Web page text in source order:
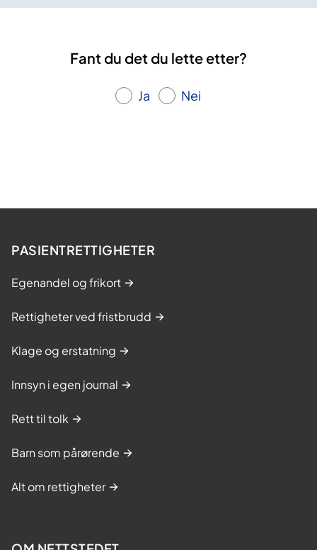
Fant du det du lette etter?
Ja Nei
PASIENTRETTIGHETER
Egenandel og frikort
Rettigheter ved fristbrudd
Klage og erstatning
Innsyn i egen journal
Rett til tolk
Barn som pårørende
Alt om rettigheter